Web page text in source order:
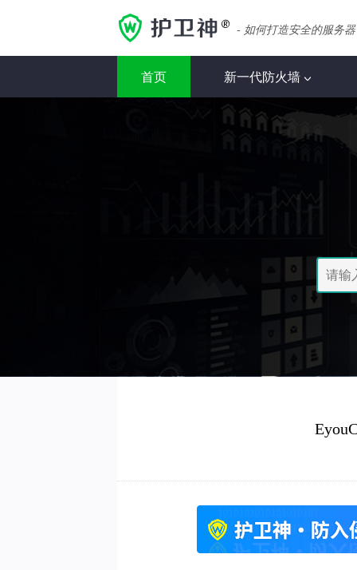
- 如何打造安全的服务
首页 新一代防火墙